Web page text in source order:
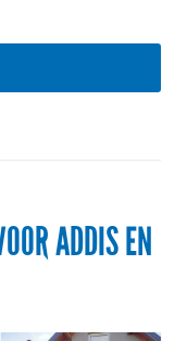
ADDIS EN